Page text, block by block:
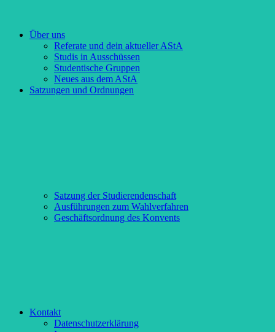
Über uns
Referate und dein aktueller AStA
Studis in Ausschüssen
Studentische Gruppen
Neues aus dem AStA
Satzungen und Ordnungen
Satzung der Studierendenschaft
Ausführungen zum Wahlverfahren
Geschäftsordnung des Konvents
Kontakt
Datenschutzerklärung